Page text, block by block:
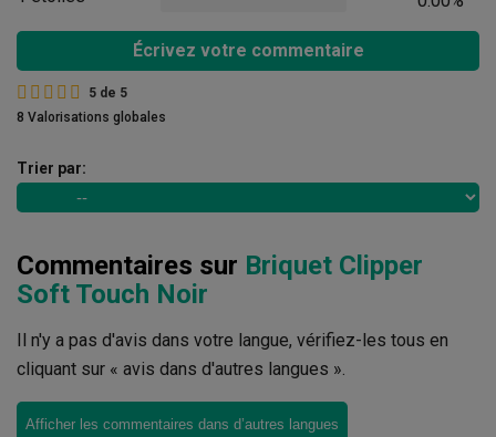
Écrivez votre commentaire
5 de 5
8 Valorisations globales
Trier par:
Commentaires sur Briquet Clipper
Soft Touch Noir
Il n'y a pas d'avis dans votre langue, vérifiez-les tous en
cliquant sur « avis dans d'autres langues ».
Afficher les commentaires dans d’autres langues